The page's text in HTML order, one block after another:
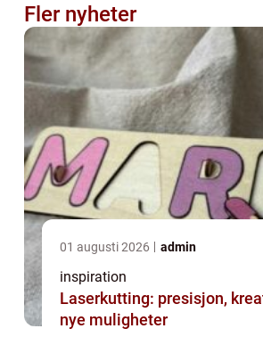
Fler nyheter
01 augusti 2026 admin
inspiration
Laserkutting: presisjon,
nye muligheter